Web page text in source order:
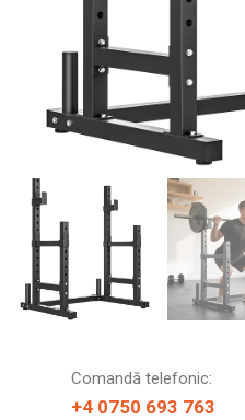
Comandă telefonic:
+4 0750 693 763